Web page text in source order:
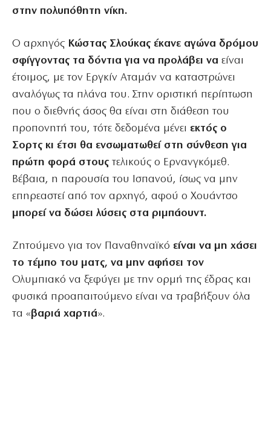
στην πολυπόθητη νίκη.
Ο αρχηγός Κώστας Σλούκας έκανε αγώνα δρόμου
σφίγγοντας τα δόντια για να προλάβει να είναι
έτοιμος, με τον Εργκίν Αταμάν να καταστρώνει
αναλόγως τα πλάνα του. Στην οριστική περίπτωση
που ο διεθνής άσος θα είναι στη διάθεση του
προπονητή του, τότε δεδομένα μένει εκτός ο
Σορτς κι έτσι θα ενσωματωθεί στη σύνθεση για
πρώτη φορά στους τελικούς ο Ερνανγκόμεθ.
Βέβαια, η παρουσία του Ισπανού, ίσως να μην
επηρεαστεί από τον αρχηγό, αφού ο Χουάντσο
μπορεί να δώσει λύσεις στα ριμπάουντ.
Ζητούμενο για τον Παναθηναϊκό είναι να μη χάσει
το τέμπο του ματς, να μην αφήσει τον
Ολυμπιακό να ξεφύγει με την ορμή της έδρας και
φυσικά προαπαιτούμενο είναι να τραβήξουν όλα
τα «βαριά χαρτιά».